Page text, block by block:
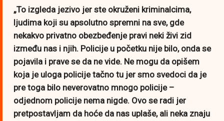
„To izgleda jezivo jer ste okruženi kriminalcima,
ljudima koji su apsolutno spremni na sve, gde
nekakvo privatno obezbeđenje pravi neki živi zid
između nas i njih. Policije u početku nije bilo, onda se
pojavila i prave se da ne vide. Ne mogu da opišem
koja je uloga policije tačno tu jer smo svedoci da je
pre toga bilo neverovatno mnogo policije –
odjednom policije nema nigde. Ovo se radi jer
pretpostavljam da hoće da nas uplaše, ali neka znaju